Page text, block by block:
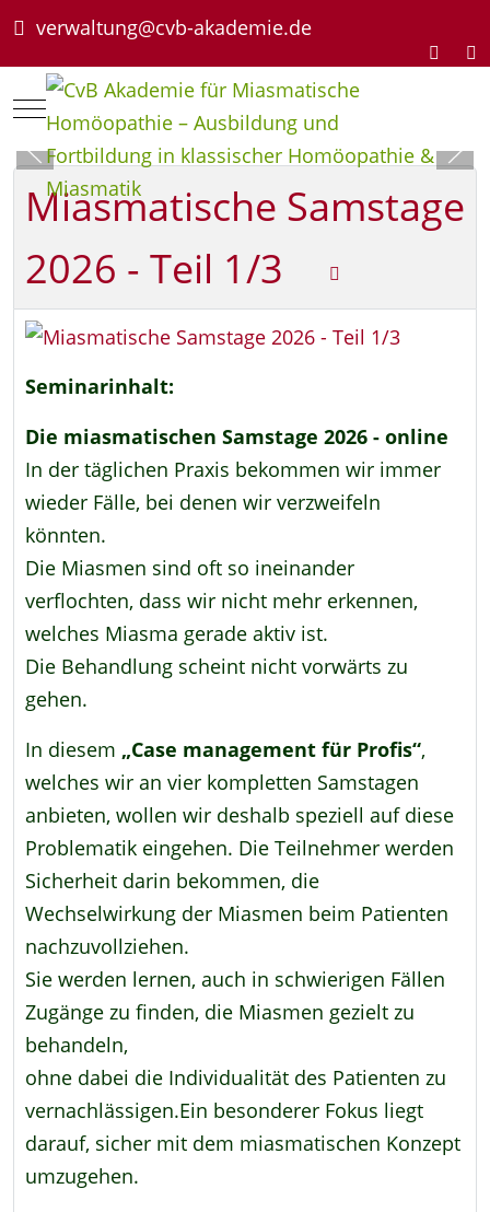
verwaltung@cvb-akademie.de
Mobile Menu Toggle
Miasmatische Samstage
2026 - Teil 1/3
Seminarinhalt:
Die miasmatischen Samstage 2026 - online
In der täglichen Praxis bekommen wir immer
wieder Fälle, bei denen wir verzweifeln
könnten.
Die Miasmen sind oft so ineinander
verflochten, dass wir nicht mehr erkennen,
welches Miasma gerade aktiv ist.
Die Behandlung scheint nicht vorwärts zu
gehen.
In diesem „Case management für Profis“,
welches wir an vier kompletten Samstagen
anbieten, wollen wir deshalb speziell auf diese
Problematik eingehen. Die Teilnehmer werden
Sicherheit darin bekommen, die
Wechselwirkung der Miasmen beim Patienten
nachzuvollziehen.
Sie werden lernen, auch in schwierigen Fällen
Zugänge zu finden, die Miasmen gezielt zu
behandeln,
ohne dabei die Individualität des Patienten zu
vernachlässigen.Ein besonderer Fokus liegt
darauf, sicher mit dem miasmatischen Konzept
umzugehen.